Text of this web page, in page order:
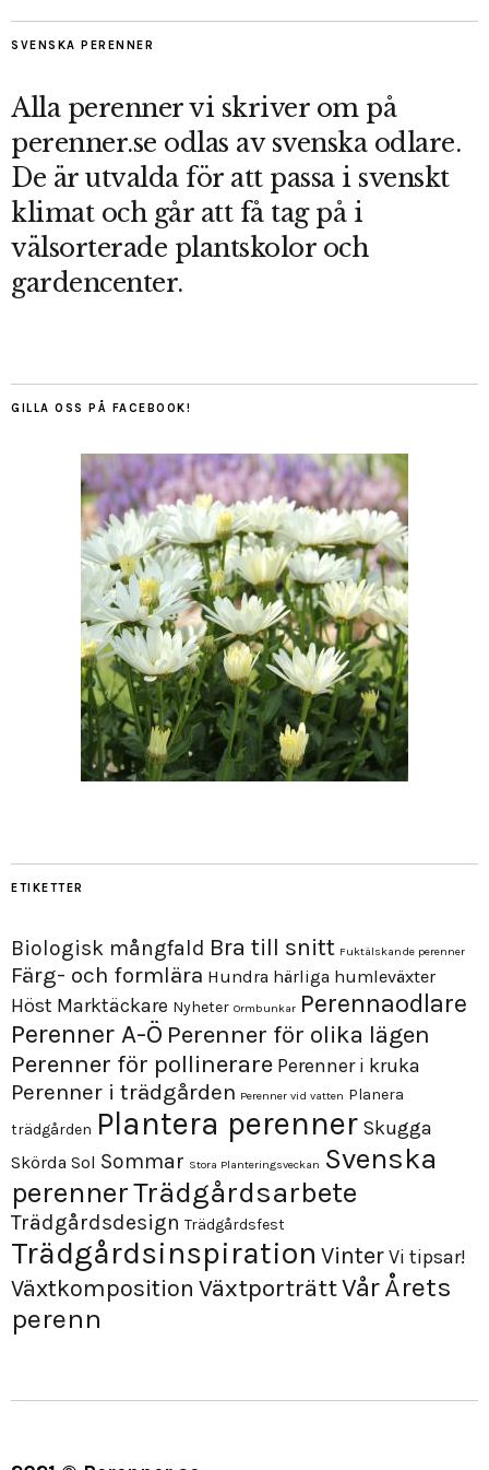
SVENSKA PERENNER
Alla perenner vi skriver om på
perenner.se odlas av svenska odlare.
De är utvalda för att passa i svenskt
klimat och går att få tag på i
välsorterade plantskolor och
gardencenter.
GILLA OSS PÅ FACEBOOK!
ETIKETTER
Biologisk mångfald Bra till snitt Fuktälskande perenner
Färg- och formlära Hundra härliga humleväxter
Höst Marktäckare Nyheter Ormbunkar Perennaodlare
Perenner A-Ö Perenner för olika lägen
Perenner för pollinerare Perenner i kruka
Perenner i trädgården Perenner vid vatten Planera
trädgården Plantera perenner Skugga
Skörda Sol Sommar Stora Planteringsveckan Svenska
perennerTrädgårdsarbete
Trädgårdsdesign Trädgårdsfest
Trädgårdsinspiration VinterVi tipsar!
Växtkomposition VäxtporträttVårÅrets
perenn